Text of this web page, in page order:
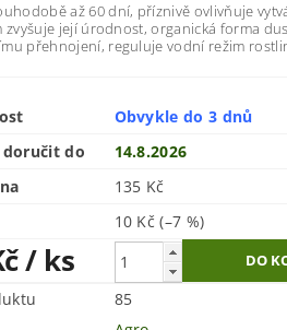
až 60 dní, příznivě ovlivňuje
zvyšuje její úrodnost, organická forma
přehnojení, reguluje vodní režim
Obvykle do 3 dnů
doručit do
14.8.2026
135 Kč
10 Kč(–7 %)
/ ks
85